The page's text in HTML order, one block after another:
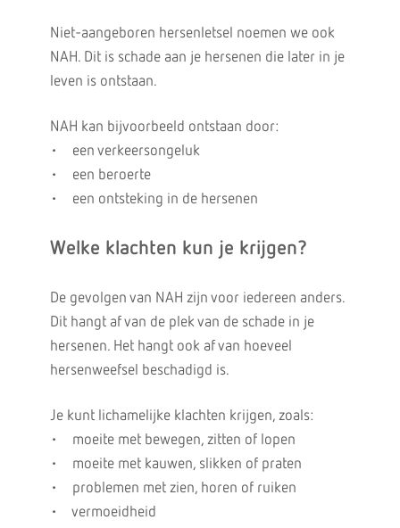
Niet-aangeboren hersenletsel noemen we ook
NAH. Dit is schade aan je hersenen die later in je
leven is ontstaan.
NAH kan bijvoorbeeld ontstaan door:
• een verkeersongeluk
• een beroerte
• een ontsteking in de hersenen
Welke klachten kun je krijgen?
De gevolgen van NAH zijn voor iedereen anders.
Dit hangt af van de plek van de schade in je
hersenen. Het hangt ook af van hoeveel
hersenweefsel beschadigd is.
Je kunt lichamelijke klachten krijgen, zoals:
• moeite met bewegen, zitten of lopen
• moeite met kauwen, slikken of praten
• problemen met zien, horen of ruiken
• vermoeidheid